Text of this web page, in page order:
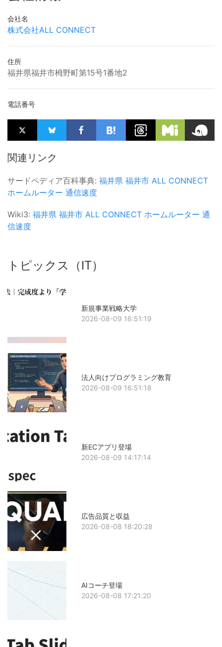
会社名
株式会社ALL CONNECT
住所
福井県福井市栂野町第15号1番地2
電話番号
関連リンク
サードペディア百科事典: 福井県 福井市 ALL CONNECT
ホームルーター 通信速度
Wiki3: 福井県 福井市 ALL CONNECT ホームルーター 通
信速度
トピックス（IT）
新規事業戦略大学
2026-08-09 16:51:19
法人向けプログラミング教育
2026-08-09 16:51:18
新ECアプリ登場
2026-08-09 14:17:14
広告品質と収益
2026-08-08 18:20:28
AIコーチ登場
2026-08-08 17:21:20